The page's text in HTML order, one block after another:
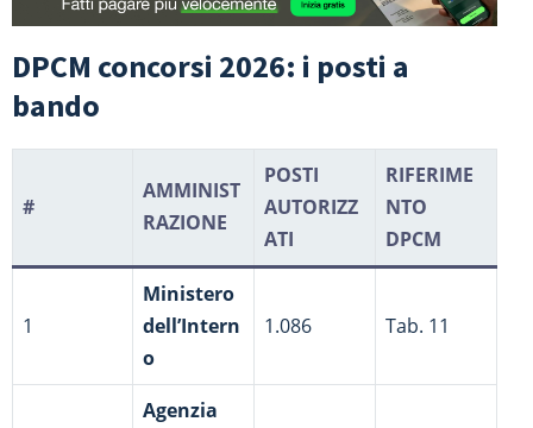
DPCM concorsi 2026: i posti a
bando
#
AMMINIST
RAZIONE
POSTI
AUTORIZZ
ATI
RIFERIME
NTO
DPCM
1
Ministero
dell’Intern
o
1.086 Tab. 11
Agenzia